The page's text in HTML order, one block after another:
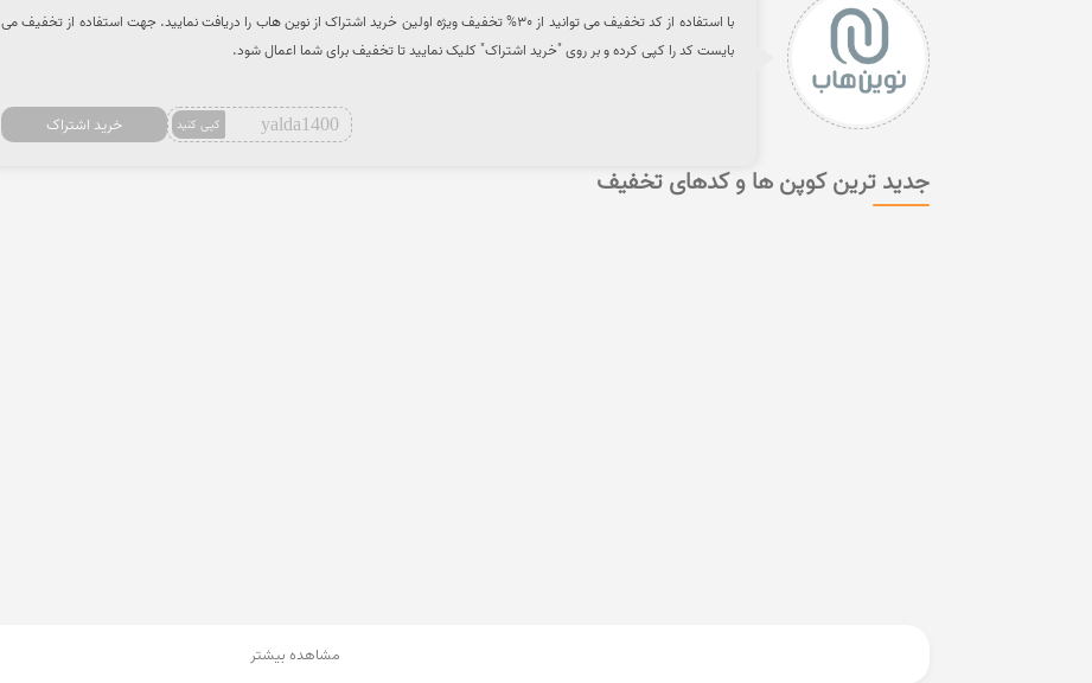
با استفاده از کد تخفیف می توانید از 30% تخفیف ویژه اولین خرید اشتراک از نوین هاب را دریافت نمایید. جهت استفاده از تخفیف می
بایست کد را کپی کرده و بر روی "خرید اشتراک" کلیک نمایید تا تخفیف برای شما اعمال شود.
yalda1400 کپی کنید خرید اشتراک
جدید ترین کوپن ها و کدهای تخفیف
مشاهده بیشتر